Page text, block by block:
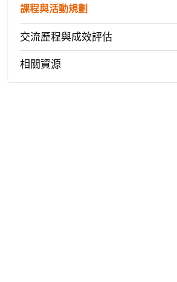
課程與活動規劃
交流歷程與成效評估
相關資源